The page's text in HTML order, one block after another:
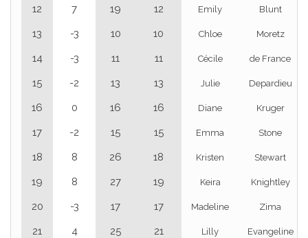
12 7 19 12 Emily Blunt
13 -3 10 10 Chloe Moretz
14 -3 11 11 Cécile de France
15 -2 13 13 Julie Depardieu
16 0 16 16 Diane Kruger
17 -2 15 15 Emma Stone
18 8 26 18 Kristen Stewart
19 8 27 19 Keira Knightley
20 -3 17 17 Madeline Zima
21 4 25 21 Lilly Evangeline